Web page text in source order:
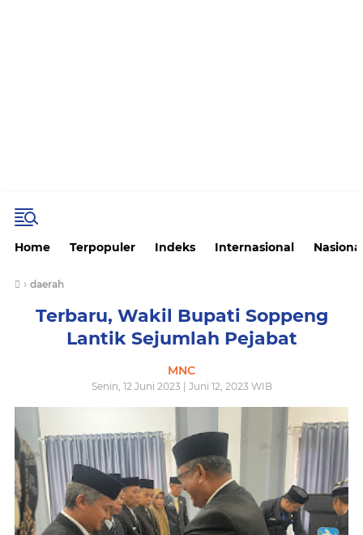
Home Terpopuler Indeks Internasional
› daerah
Terbaru, Wakil Bupati Soppeng
Lantik Sejumlah Pejabat
MNC
Senin, 12 Juni 2023 | Juni 12, 2023 WIB